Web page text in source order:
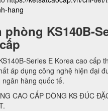
hang
phòng KS140B-
Series E Korea cao cấp
áp dụng công nghệ hiện đại
hàng quốc tế.
CAO CẤP DÒNG KS ĐÚC